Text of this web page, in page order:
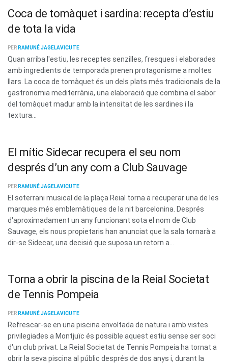
Coca de tomàquet i sardina: recepta d’estiu
de tota la vida
PER RAMUNÉ JAGELAVICUTE
Quan arriba l'estiu, les receptes senzilles, fresques i elaborades
amb ingredients de temporada prenen protagonisme a moltes
llars. La coca de tomàquet és un dels plats més tradicionals de la
gastronomia mediterrània, una elaboració que combina el sabor
del tomàquet madur amb la intensitat de les sardines i la
textura...
El mític Sidecar recupera el seu nom
després d’un any com a Club Sauvage
PER RAMUNÉ JAGELAVICUTE
El soterrani musical de la plaça Reial torna a recuperar una de les
marques més emblemàtiques de la nit barcelonina. Després
d'aproximadament un any funcionant sota el nom de Club
Sauvage, els nous propietaris han anunciat que la sala tornarà a
dir-se Sidecar, una decisió que suposa un retorn a...
Torna a obrir la piscina de la Reial Societat
de Tennis Pompeia
PER RAMUNÉ JAGELAVICUTE
Refrescar-se en una piscina envoltada de natura i amb vistes
privilegiades a Montjuïc és possible aquest estiu sense ser soci
d'un club privat. La Reial Societat de Tennis Pompeia ha tornat a
obrir la seva piscina al públic després de dos anys i, durant la